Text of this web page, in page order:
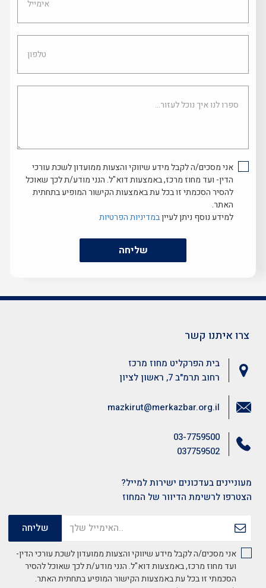
טלפון
ספרו
לנו
אני מסכים/ה לקבל מידע שיווקי והצעות ממועדון לשכת עורכי
הדין- ועד מחוז מרכז, באמצעות דוא"ל. הנני מודע/ת לכך שאוכל
להסיר הסכמתי זו בכל עת באמצעות הקישור המופיע בתחתית
האתר.
למידע נוסף ניתן לעייןבמדיניות הפרטיות
שליחה
צרו איתנו קשר
בית הפרקליט מחוז מרכז
רחוב תרמ"ב 7, ראשון לציון
03-7759500
037759502
mazkirut@merkazbar.org.il
מעוניינים בעדכונים ישירות למייל?
הצטרפו לרשימת הדיוור של המחוז
אני מסכים/ה לקבל מידע שיווקי והצעות ממועדון לשכת עורכי הדין-
ועד מחוז מרכז, באמצעות דוא"ל. הנני מודע/ת לכך שאוכל להסיר
הסכמתי זו בכל עת באמצעות הקישור המופיע בתחתית האתר.